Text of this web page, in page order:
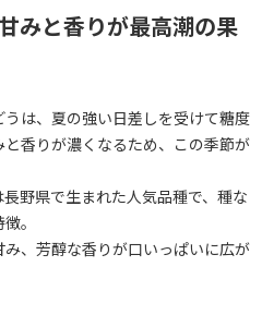
みと香りが最高潮の果
は、夏の強い日差しを受けて糖度
香りが濃くなるため、この季節が
野県で生まれた人気品種で、種な
。
、芳醇な香りが口いっぱいに広が